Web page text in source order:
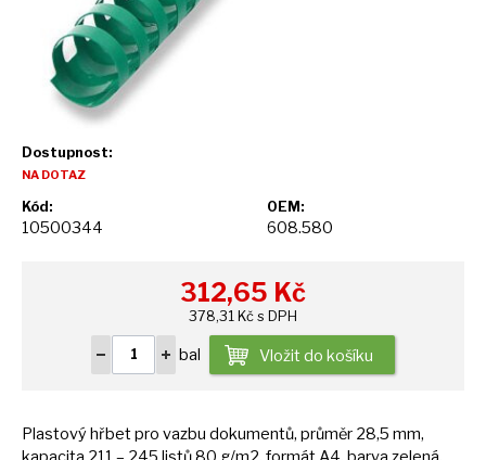
Dostupnost:
NA DOTAZ
Kód:
10500344
OEM:
608.580
312,65 Kč
378,31 Kč s DPH
bal Vložit do košíku
Plastový hřbet pro vazbu dokumentů, průměr 28,5 mm,